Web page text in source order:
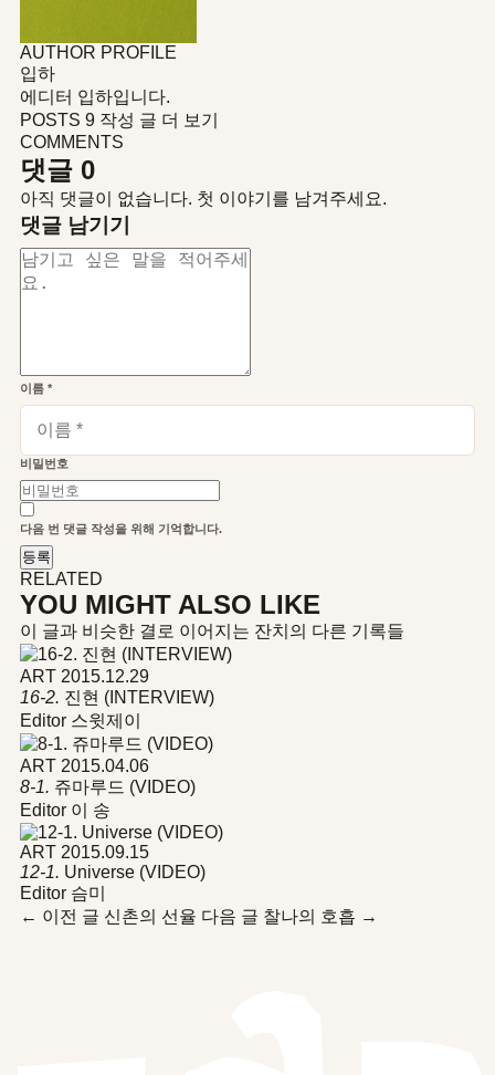
AUTHOR PROFILE
입하
에디터 입하입니다.
POSTS 9 작성 글 더 보기
COMMENTS
댓글 0
아직 댓글이 없습니다. 첫 이야기를 남겨주세요.
댓글 남기기
이름 *
비밀번호
다음 번 댓글 작성을 위해 기억합니다.
RELATED
YOU MIGHT ALSO LIKE
이 글과 비슷한 결로 이어지는 잔치의 다른 기록들
ART 2015.12.29
16-2. 진현 (INTERVIEW)
Editor 스윗제이
ART 2015.04.06
8-1. 쥬마루드 (VIDEO)
Editor 이 송
ART 2015.09.15
12-1. Universe (VIDEO)
Editor 슴미
← 이전 글 신촌의 선율 다음 글 찰나의 호흡 →